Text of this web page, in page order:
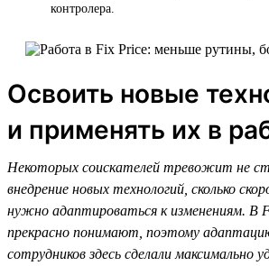
контролера.
Освоить новые
и применять их в
Некоторых соискателей тревожит не
внедрение новых технологий, сколько
нужно адаптироваться к изменениям. В
прекрасно понимают, поэтому
сотрудников здесь сделали максимально